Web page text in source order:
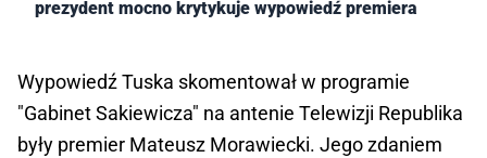
prezydent mocno krytykuje wypowiedź premiera
Wypowiedź Tuska skomentował w programie
"Gabinet Sakiewicza" na antenie Telewizji Republika
były premier Mateusz Morawiecki. Jego zdaniem